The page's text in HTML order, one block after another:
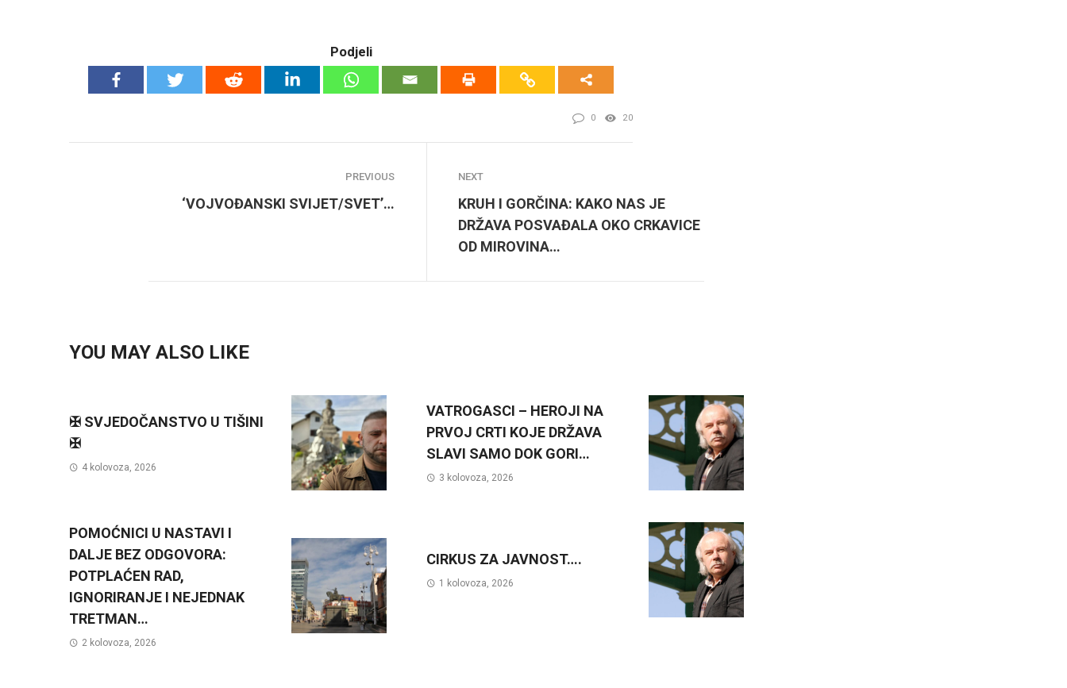
Podjeli
0 20
PREVIOUS
‘VOJVOĐANSKI SVIJET/SVET’…
NEXT
KRUH I GORČINA: KAKO NAS JE
DRŽAVA POSVAĐALA OKO CRKAVICE
OD MIROVINA…
YOU MAY ALSO LIKE
✠ SVJEDOČANSTVO U TIŠINI
✠
4 kolovoza, 2026
VATROGASCI – HEROJI NA
PRVOJ CRTI KOJE DRŽAVA
SLAVI SAMO DOK GORI…
3 kolovoza, 2026
POMOĆNICI U NASTAVI I
DALJE BEZ ODGOVORA:
POTPLAĆEN RAD,
IGNORIRANJE I NEJEDNAK
TRETMAN…
2 kolovoza, 2026
CIRKUS ZA JAVNOST….
1 kolovoza, 2026